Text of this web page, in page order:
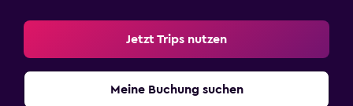
Jetzt Trips nutzen
Meine Buchung suchen